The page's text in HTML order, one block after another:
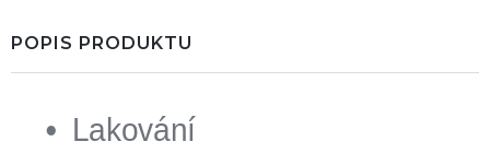
POPIS PRODUKTU
Lakování